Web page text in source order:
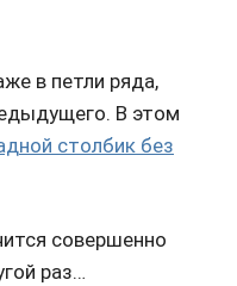
в петли ряда,
В этом
столбик без
совершенно
раз…